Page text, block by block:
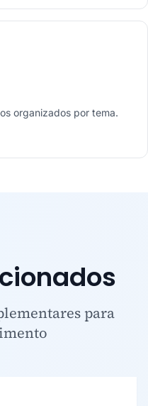
organizados por tema.
para